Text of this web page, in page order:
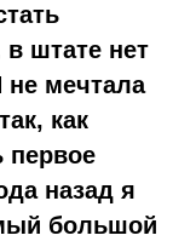
штате нет
мечтала
как
первое
назад я
большой